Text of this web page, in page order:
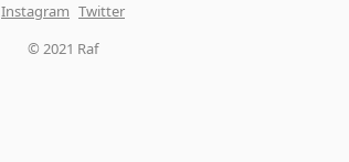
Instagram Twitter
© 2021 Raf